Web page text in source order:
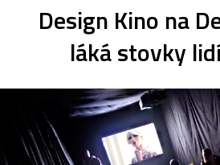
Design Kino na
láká stovky